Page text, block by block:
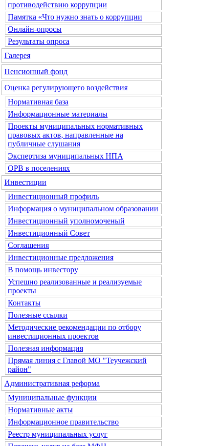
противодействию коррупции
Памятка «Что нужно знать о коррупции
Онлайн-опросы
Результаты опроса
Галерея
Пенсионный фонд
Оценка регулирующего воздействия
Нормативная база
Информационные материалы
Проекты муниципальных нормативных
правовых актов, направленные на
публичные слушания
Экспертиза муниципальных НПА
ОРВ в поселениях
Инвестиции
Инвестиционный профиль
Информация о муниципальном образовании
Инвестиционный уполномоченый
Инвестиционный Совет
Соглашения
Инвестиционные предложения
В помощь инвестору
Успешно реализованные и реализуемые
проекты
Контакты
Полезные ссылки
Методические рекомендации по отбору
инвестиционных проектов
Полезная информация
Прямая линия с Главой МО "Теучежский
район"
Административная реформа
Муниципальные функции
Нормативные акты
Информационное правительство
Реестр муниципальных услуг